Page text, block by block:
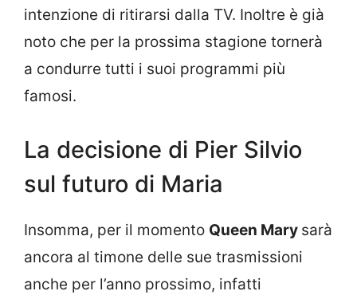
intenzione di ritirarsi dalla TV. Inoltre è già
noto che per la prossima stagione tornerà
a condurre tutti i suoi programmi più
famosi.
La decisione di Pier Silvio
sul futuro di Maria
Insomma, per il momento Queen Mary sarà
ancora al timone delle sue trasmissioni
anche per l’anno prossimo, infatti